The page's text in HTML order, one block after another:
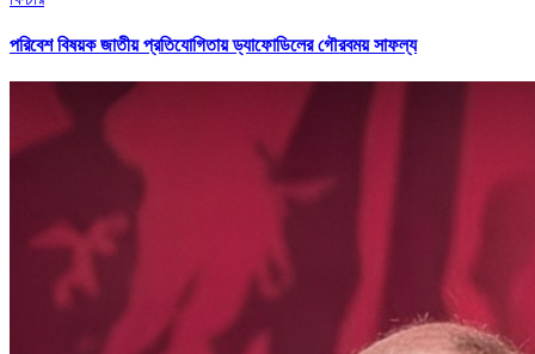
পরিবেশ বিষয়ক জাতীয় প্রতিযোগিতায় ড্যাফোডিলের গৌরবময় সাফল্য